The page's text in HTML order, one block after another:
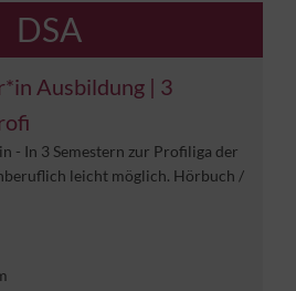
DSA
Ausbildung | 3
- In 3 Semestern zur Profiliga der
leicht möglich. Hörbuch /